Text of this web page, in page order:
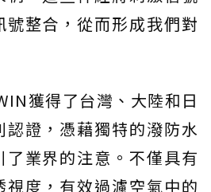
整合，從而形成我們對
獲得了台灣、大陸和日
證，憑藉獨特的潑防水
業界的注意。不僅具有
度，有效過濾空氣中的